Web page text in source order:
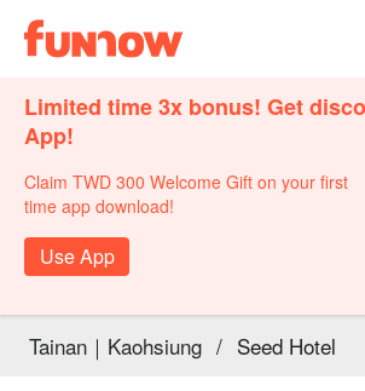
Limited time 3x bonus! Get
App!
Claim TWD 300 Welcome Gift on your first
time app download!
Use App
Tainan｜Kaohsiung / Seed Hotel